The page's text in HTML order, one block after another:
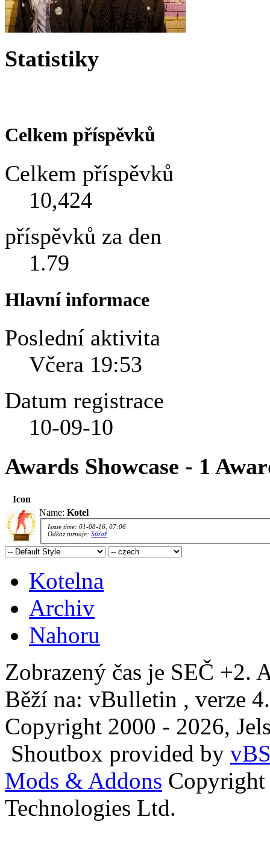
Statistiky
Celkem příspěvků
Celkem příspěvků
10,424
příspěvků za den
1.79
Hlavní informace
Poslední aktivita
Včera 19:53
Datum registrace
10-09-10
Awards Showcase - 1
Icon
Name: Kotel
Issue time: 01-08-16, 07:06
Odkaz turnaje:Súťaž
Kotelna
Archiv
Nahoru
Zobrazený čas je SEČ +2.
Běží na: vBulletin , verze
Copyright 2000 - 2026,
Shoutbox provided by
Mods & Addons
Technologies Ltd.